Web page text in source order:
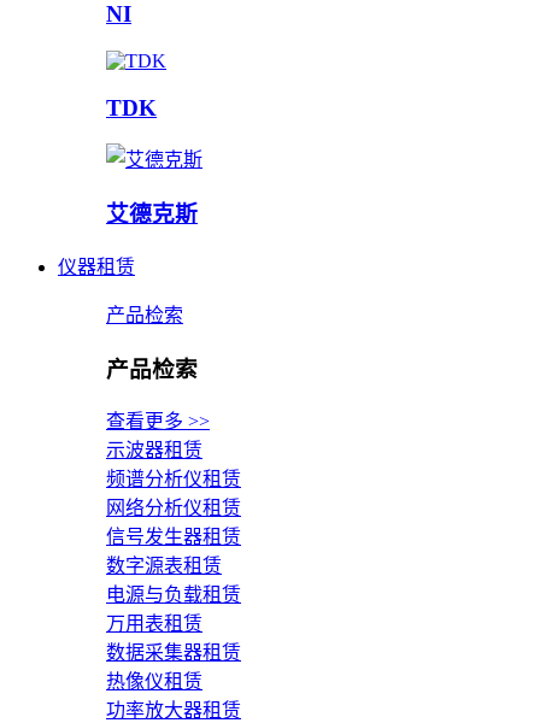
NI
TDK
艾德克斯
仪器租赁
产品检索
产品检索
查看更多 >>
示波器租赁
频谱分析仪租赁
网络分析仪租赁
信号发生器租赁
数字源表租赁
电源与负载租赁
万用表租赁
数据采集器租赁
热像仪租赁
功率放大器租赁